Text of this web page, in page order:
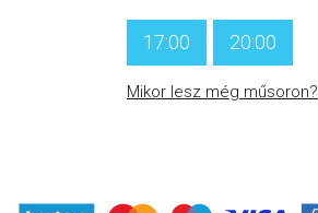
17:00 20:00
Mikor lesz még műsoron?